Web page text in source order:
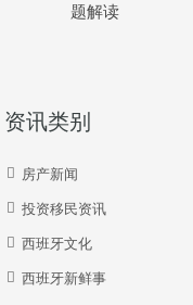
题解读
资讯类别
房产新闻
投资移民资讯
西班牙文化
西班牙新鲜事